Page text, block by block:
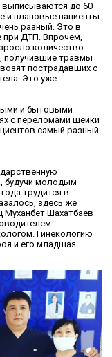
выписываются до 60
и плановые пациенты.
разный. Это в
ДТП. Впрочем,
количество
получившие травмы
пострадавших с
Это уже
и бытовыми
с переломами шейки
самый разный.
будучи молодым
трудится в
здесь же
Муханбет Шахатбаев
Гинекологию
и его младшая